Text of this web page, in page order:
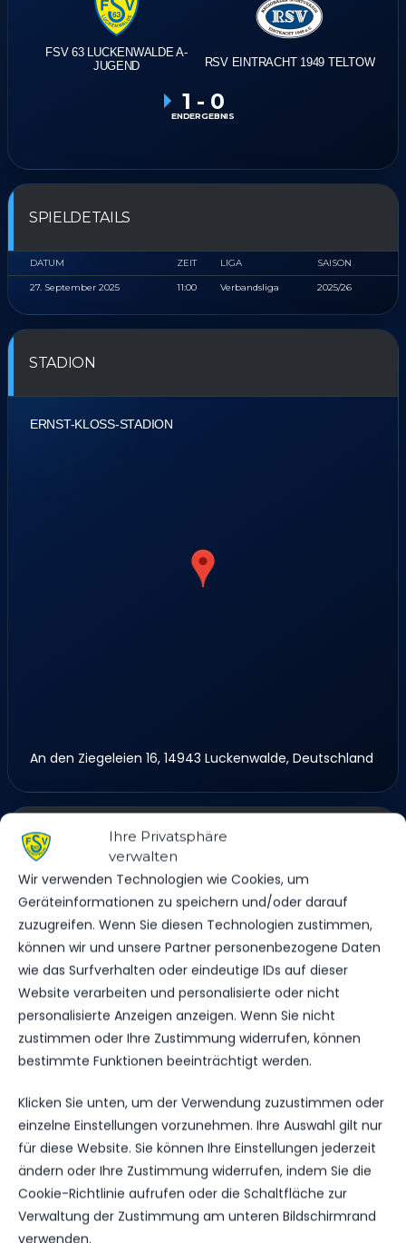
Ihre Privatsphäre
verwalten
Wir verwenden Technologien wie Cookies, um
Geräteinformationen zu speichern und/oder darauf
zuzugreifen. Wenn Sie diesen Technologien zustimmen,
können wir und unsere Partner personenbezogene Daten
wie das Surfverhalten oder eindeutige IDs auf dieser
Website verarbeiten und personalisierte oder nicht
personalisierte Anzeigen anzeigen. Wenn Sie nicht
zustimmen oder Ihre Zustimmung widerrufen, können
bestimmte Funktionen beeinträchtigt werden.
Klicken Sie unten, um der Verwendung zuzustimmen oder
einzelne Einstellungen vorzunehmen. Ihre Auswahl gilt nur
für diese Website. Sie können Ihre Einstellungen jederzeit
ändern oder Ihre Zustimmung widerrufen, indem Sie die
Cookie-Richtlinie aufrufen oder die Schaltfläche zur
Verwaltung der Zustimmung am unteren Bildschirmrand
verwenden.
FSV 63 LUCKENWALDE A-
JUGEND
RSV EINTRACHT 1949 TELTOW
1 - 0
ENDERGEBNIS
SPIELDETAILS
DATUM ZEIT LIGA SAISON
27. September 2025 11:00 Verbandsliga 2025/26
STADION
ERNST-KLOSS-STADION
An den Ziegeleien 16, 14943 Luckenwalde, Deutschland
ERGEBNIS
MANNSCHAFT TORE SPIELAUSGANG
FSV 63 Luckenwalde A-Jugend 1 Sieg
RSV Eintracht 1949 Teltow
DATUM BEGEGNUNG ERGEBNIS
SA.., 08.
11:00
Uhr
FSV 63
Luckenwalde
vs. RSV
Eintracht
1949
Teltow
Verbandsliga
SA.., 07.
SEP.
2024
RSV
Eintracht
1949